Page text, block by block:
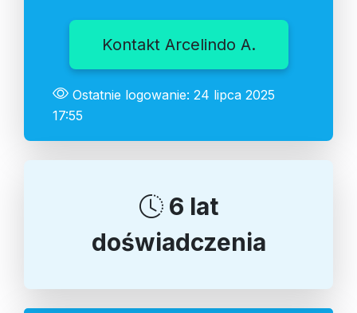
Kontakt Arcelindo A.
Ostatnie logowanie: 24 lipca 2025
17:55
6 lat
doświadczenia